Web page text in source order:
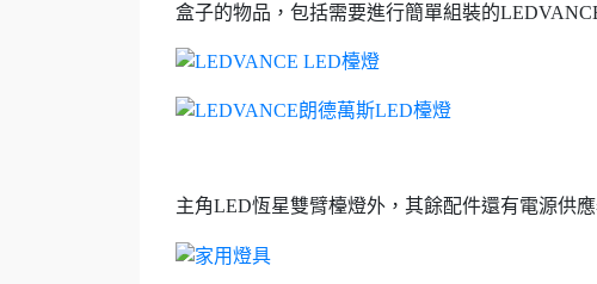
盒子的物品，包括需要進行簡單組裝的
主角LED恆星雙臂檯燈外，其餘配件還有電源供